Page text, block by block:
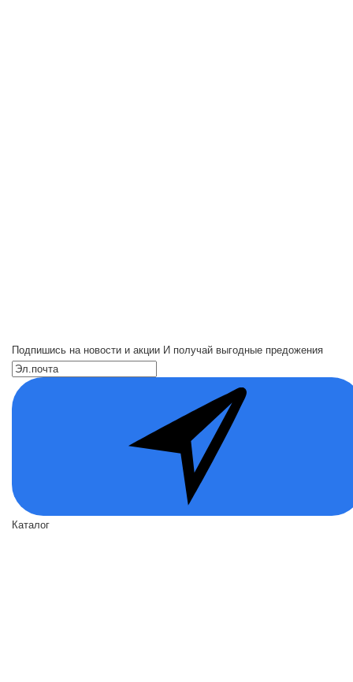
Подпишись на новости и акции И получай выгодные предожения
Каталог